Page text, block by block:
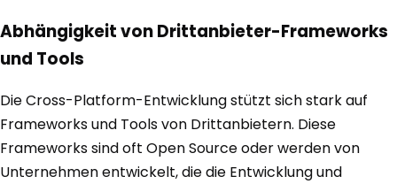
Abhängigkeit von Drittanbieter-Frameworks
und Tools
Die Cross-Platform-Entwicklung stützt sich stark auf
Frameworks und Tools von Drittanbietern. Diese
Frameworks sind oft Open Source oder werden von
Unternehmen entwickelt, die die Entwicklung und